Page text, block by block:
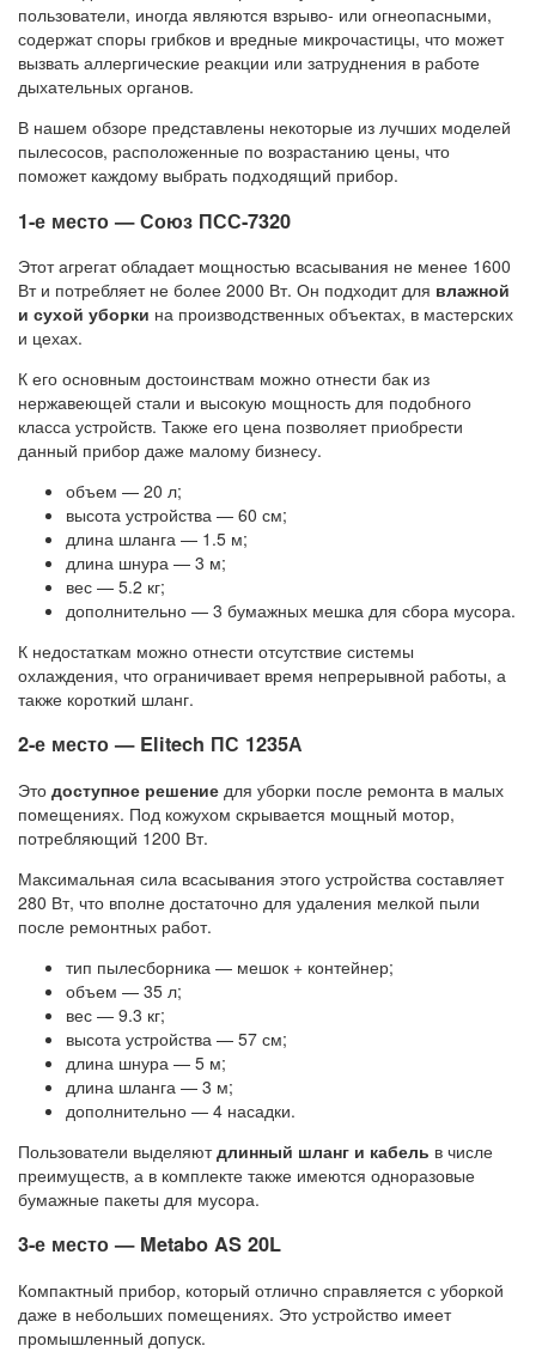
пользователи, иногда являются взрыво- или огнеопасными,
содержат споры грибков и вредные микрочастицы, что может
вызвать аллергические реакции или затруднения в работе
дыхательных органов.
В нашем обзоре представлены некоторые из лучших моделей
пылесосов, расположенные по возрастанию цены, что
поможет каждому выбрать подходящий прибор.
1-е место — Союз ПСС-7320
Этот агрегат обладает мощностью всасывания не менее 1600
Вт и потребляет не более 2000 Вт. Он подходит для влажной
и сухой уборки на производственных объектах, в мастерских
и цехах.
К его основным достоинствам можно отнести бак из
нержавеющей стали и высокую мощность для подобного
класса устройств. Также его цена позволяет приобрести
данный прибор даже малому бизнесу.
объем — 20 л;
высота устройства — 60 см;
длина шланга — 1.5 м;
длина шнура — 3 м;
вес — 5.2 кг;
дополнительно — 3 бумажных мешка для сбора мусора.
К недостаткам можно отнести отсутствие системы
охлаждения, что ограничивает время непрерывной работы, а
также короткий шланг.
2-е место — Elitech ПС 1235А
Это доступное решение для уборки после ремонта в малых
помещениях. Под кожухом скрывается мощный мотор,
потребляющий 1200 Вт.
Максимальная сила всасывания этого устройства составляет
280 Вт, что вполне достаточно для удаления мелкой пыли
после ремонтных работ.
тип пылесборника — мешок + контейнер;
объем — 35 л;
вес — 9.3 кг;
высота устройства — 57 см;
длина шнура — 5 м;
длина шланга — 3 м;
дополнительно — 4 насадки.
Пользователи выделяютдлинный шланг и кабель в числе
преимуществ, а в комплекте также имеются одноразовые
бумажные пакеты для мусора.
3-е место — Metabo AS 20L
Компактный прибор, который отлично справляется с уборкой
даже в небольших помещениях. Это устройство имеет
промышленный допуск.